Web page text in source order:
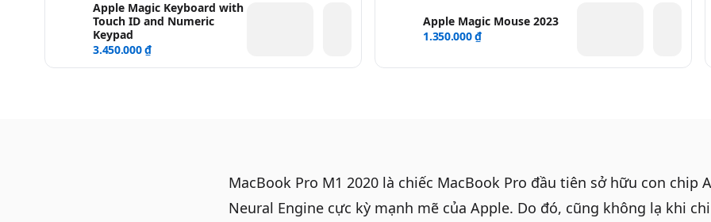
Apple Magic Keyboard with
Touch ID and Numeric
Keypad
3.450.000 ₫
Apple Magic Mouse 2023
1.350.000 ₫
MacBook Pro M1 2020 là chiếc MacBook Pro đầu tiên sở hữu con chip
Neural Engine cực kỳ mạnh mẽ của Apple. Do đó, cũng không lạ khi